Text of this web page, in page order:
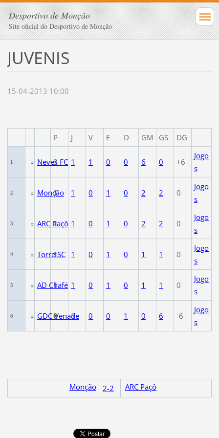
Desportivo de Monção
Site oficial do Desportivo de Monção
JUVENIS
15-04-2013 10:00
P J V E D GM GS DG
1 Neves FC
3 1 1 0 0 6 0 +6
Jogo
s
2 Monção
1 1 0 1 0 2 2 0
Jogo
s
3 ARC Paçô
1 1 0 1 0 2 2 0
Jogo
s
4 Torre SC
1 1 0 1 0 1 1 0
Jogo
s
5 AD Chafé
1 1 0 1 0 1 1 0
Jogo
s
6 GDC Venade
0 1 0 0 1 0 6 -6
Jogo
s
Monção 2-2 ARC Paçô